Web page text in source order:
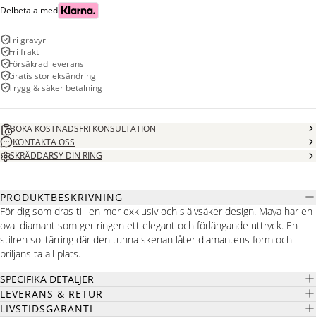
Delbetala med
Fri gravyr
Fri frakt
Försäkrad leverans
Gratis storleksändring
Trygg & säker betalning
BOKA KOSTNADSFRI KONSULTATION
KONTAKTA OSS
SKRÄDDARSY DIN RING
PRODUKTBESKRIVNING
För dig som dras till en mer exklusiv och självsäker design. Maya har en
oval diamant som ger ringen ett elegant och förlängande uttryck. En
stilren solitärring där den tunna skenan låter diamantens form och
briljans ta all plats.
SPECIFIKA DETALJER
LEVERANS & RETUR
LIVSTIDSGARANTI